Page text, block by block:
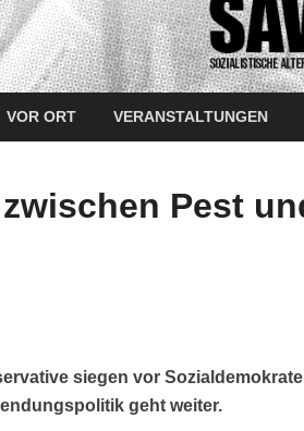
VOR ORT VERANSTALTUNGEN
Pest
siegen vor
geht weiter.